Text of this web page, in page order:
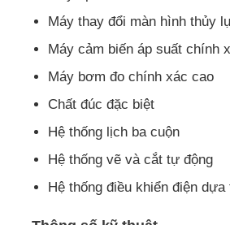
dây chuyền ép tấm hình nhiệt
Dòng sản xuất tấm PP
Dòng xát extrusion PVC
Máy quay cuộn
Máy thay đổi màn hình thủy
Máy cảm biến áp suất chính
Máy bơm đo chính xác cao
Chất đúc đặc biệt
Hệ thống lịch ba cuộn
Hệ thống vẽ và cắt tự động
Hệ thống điều khiển điện dựa